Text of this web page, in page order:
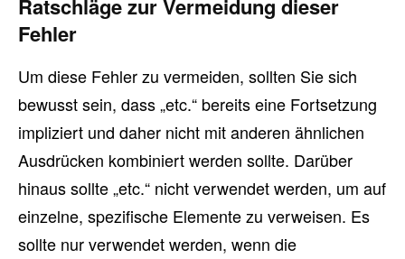
Ratschläge zur Vermeidung dieser
Fehler
Um diese Fehler zu vermeiden, sollten Sie sich
bewusst sein, dass „etc.“ bereits eine Fortsetzung
impliziert und daher nicht mit anderen ähnlichen
Ausdrücken kombiniert werden sollte. Darüber
hinaus sollte „etc.“ nicht verwendet werden, um auf
einzelne, spezifische Elemente zu verweisen. Es
sollte nur verwendet werden, wenn die